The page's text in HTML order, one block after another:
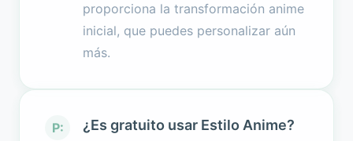
proporciona la transformación anime
inicial, que puedes personalizar aún
más.
P: ¿Es gratuito usar Estilo Anime?